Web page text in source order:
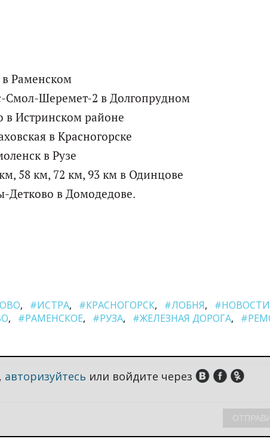
в Раменском
Смол-Шеремет-2 в Долгопрудном
в Истринском районе
в Красногорске
в Рузе
58 км, 72 км, 93 км в Одинцове
Детково в Домодедове.
#ИСТРА #КРАСНОГОРСК #ЛОБНЯ
#НОВОСТИ
#РАМЕНСКОЕ #РУЗА #ЖЕЛЕЗНАЯ ДОРОГА
авторизуйтесь или войдите через